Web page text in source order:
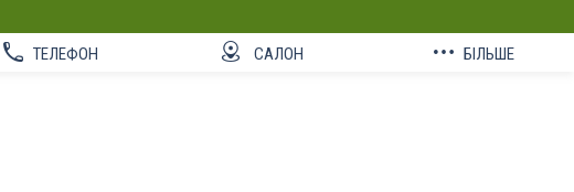
ТЕЛЕФОН САЛОН БІЛЬШЕ